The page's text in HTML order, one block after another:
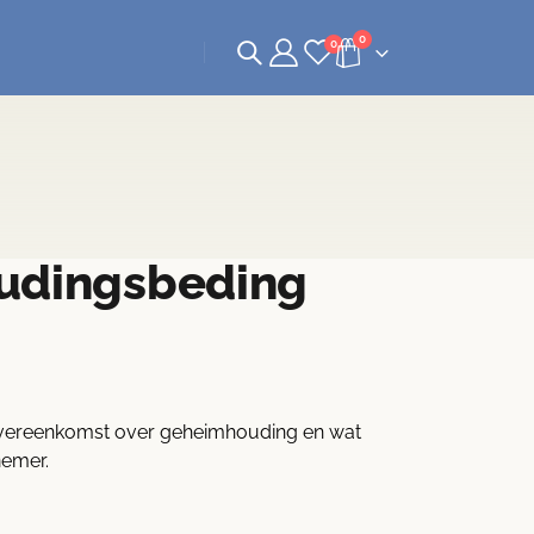
0 0
over geheimhouding en wat